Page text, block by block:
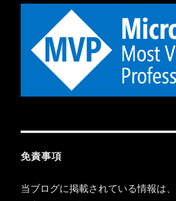
免責事項
当ブログに掲載されている情報は